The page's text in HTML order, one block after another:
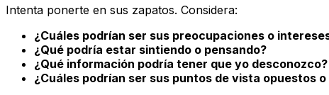
Intenta ponerte en sus zapatos. Considera:
¿Cuáles podrían ser sus preocupaciones o
¿Qué podría estar sintiendo o pensando?
¿Qué información podría tener que yo desconozco?
¿Cuáles podrían ser sus puntos de vista opuestos